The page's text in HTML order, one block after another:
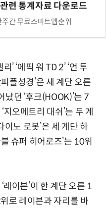
관련 통계자료 다운로드
주간 무료스마트앱순위
’ ‘에픽 워 TD 2’ ‘언 투
플성경’은 세 계단 오른
던 ‘후크(HOOK)’는 7
오메트리 대쉬’는 두 계
이노 로봇’은 세 계단 하
슈퍼 히어로즈’는 10위
레이븐’이 한 계단 오른 1
로 레이븐과 자리를 바